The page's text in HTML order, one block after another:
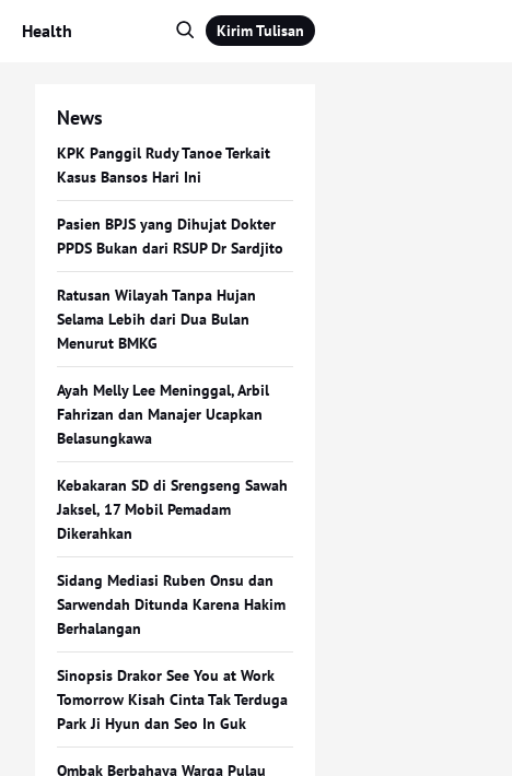
Health Kirim Tulisan
News
KPK Panggil Rudy Tanoe Terkait
Kasus Bansos Hari Ini
Pasien BPJS yang Dihujat Dokter
PPDS Bukan dari RSUP Dr Sardjito
Ratusan Wilayah Tanpa Hujan
Selama Lebih dari Dua Bulan
Menurut BMKG
Ayah Melly Lee Meninggal, Arbil
Fahrizan dan Manajer Ucapkan
Belasungkawa
Kebakaran SD di Srengseng Sawah
Jaksel, 17 Mobil Pemadam
Dikerahkan
Sidang Mediasi Ruben Onsu dan
Sarwendah Ditunda Karena Hakim
Berhalangan
Sinopsis Drakor See You at Work
Tomorrow Kisah Cinta Tak Terduga
Park Ji Hyun dan Seo In Guk
Ombak Berbahaya Warga Pulau